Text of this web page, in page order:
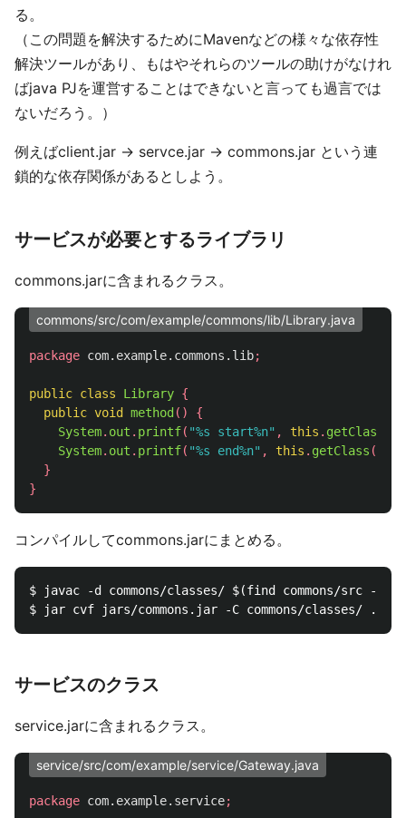
る。
（この問題を解決するためにMavenなどの様々な依存性
解決ツールがあり、もはやそれらのツールの助けがなけれ
ばjava PJを運営することはできないと言っても過言では
ないだろう。）
例えばclient.jar → servce.jar → commons.jar という連
鎖的な依存関係があるとしよう。
サービスが必要とするライブラリ
commons.jarに含まれるクラス。
commons/src/com/example/commons/lib/Library.java
package com.example.commons.lib;
public class Library {
public void method ()
{
System. out . printf( "%s start%n" , this . getClass
System. out . printf( "%s end%n" , this . getClass ().
}
}
コンパイルしてcommons.jarにまとめる。
$ javac -d commons/classes/ $(find commons/src -
サービスのクラス
service.jarに含まれるクラス。
service/src/com/example/service/Gateway.java
package com.example.service;